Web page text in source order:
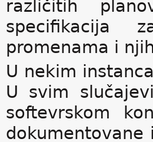
različitih
specifikacija
promenama i
U nekim
U svim
softevrskom
dokumentovane